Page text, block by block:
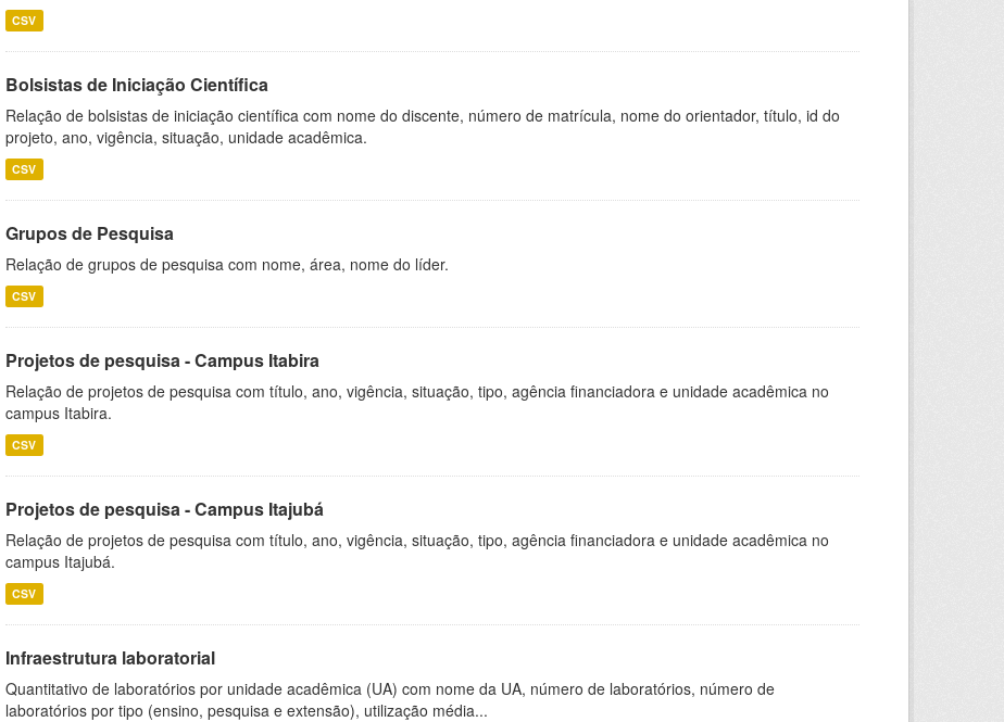
CSV
Bolsistas de Iniciação Científica
Relação de bolsistas de iniciação científica com nome do discente, número de matrícula, nome do orientador, título, id do
projeto, ano, vigência, situação, unidade acadêmica.
CSV
Grupos de Pesquisa
Relação de grupos de pesquisa com nome, área, nome do líder.
CSV
Projetos de pesquisa - Campus Itabira
Relação de projetos de pesquisa com título, ano, vigência, situação, tipo, agência financiadora e unidade acadêmica no
campus Itabira.
CSV
Projetos de pesquisa - Campus Itajubá
Relação de projetos de pesquisa com título, ano, vigência, situação, tipo, agência financiadora e unidade acadêmica no
campus Itajubá.
CSV
Infraestrutura laboratorial
Quantitativo de laboratórios por unidade acadêmica (UA) com nome da UA, número de laboratórios, número de
laboratórios por tipo (ensino, pesquisa e extensão), utilização média...